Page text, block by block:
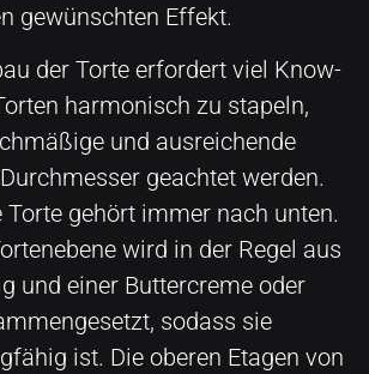
gewünschten Effekt.
der Torte erfordert viel Know-
harmonisch zu stapeln,
und ausreichende
geachtet werden.
Torte gehört immer nach unten.
wird in der Regel aus
und einer Buttercreme oder
sodass sie
ist. Die oberen Etagen von